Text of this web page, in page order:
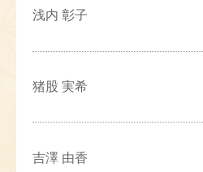
浅内 彰子
猪股 実希
吉澤 由香